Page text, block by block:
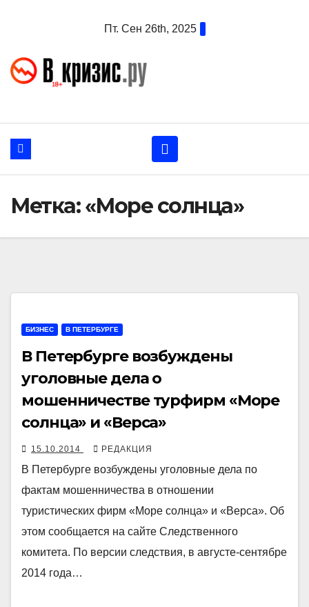
Пт. Сен 26th, 2025
Метка:«Море солнца»
БИЗНЕС В ПЕТЕРБУРГЕ
В Петербурге возбуждены
уголовные дела о
мошенничестве турфирм «Море
солнца» и «Верса»
15.10.2014 РЕДАКЦИЯ
В Петербурге возбуждены уголовные дела по
фактам мошенничества в отношении
туристических фирм «Море солнца» и «Верса». Об
этом сообщается на сайте Следственного
комитета. По версии следствия, в августе-сентябре
2014 года…